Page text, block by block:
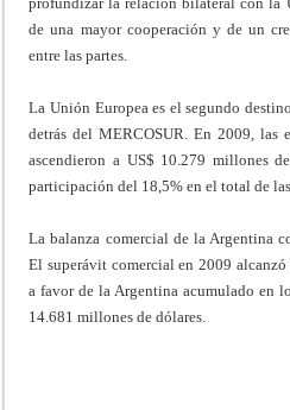
de una mayor cooperación y de un
entre las partes.
La Unión Europea es el segundo
detrás del MERCOSUR. En 2009, las
ascendieron a US$ 10.279 millones
participación del 18,5% en el total de
La balanza comercial de la Argentina
El superávit comercial en 2009
a favor de la Argentina acumulado en
14.681 millones de dólares.